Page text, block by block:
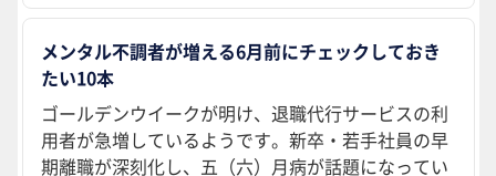
メンタル不調者が増える6月前にチェックしておき
たい10本
ゴールデンウイークが明け、退職代行サービスの利
用者が急増しているようです。新卒・若手社員の早
期離職が深刻化し、五（六）月病が話題になってい